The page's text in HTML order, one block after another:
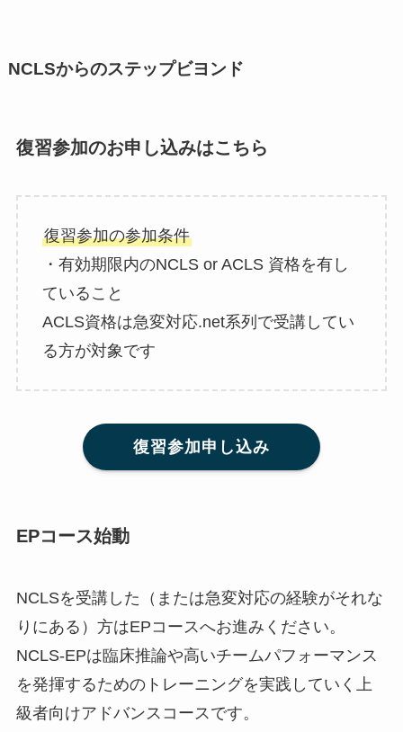
NCLSからのステップビヨンド
復習参加のお申し込みはこちら
復習参加の参加条件
・有効期限内のNCLS or ACLS 資格を有し
ていること
ACLS資格は急変対応.net系列で受講してい
る方が対象です
復習参加申し込み
EPコース始動
NCLSを受講した（または急変対応の経験がそれな
りにある）方はEPコースへお進みください。
NCLS-EPは臨床推論や高いチームパフォーマンス
を発揮するためのトレーニングを実践していく上
級者向けアドバンスコースです。